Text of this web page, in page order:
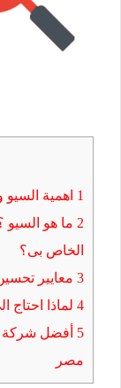
1 اهمية السيو
2 ما هو السيو
الخاص بى؟
3 معايير
4 لماذا
5
مصر